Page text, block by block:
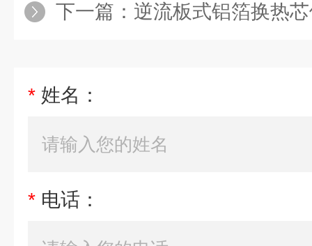
下一篇： 逆流板式铝箔换热
* 姓名：
* 电话：